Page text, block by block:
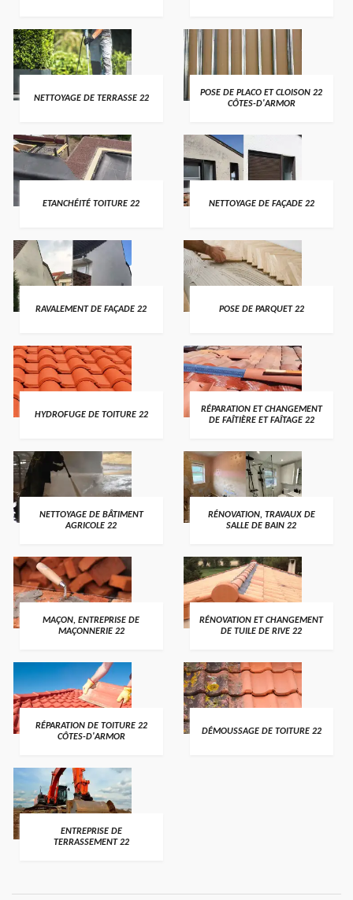
NETTOYAGE DE TERRASSE 22
POSE DE PLACO ET CLOISON 22
CÔTES-D'ARMOR
ETANCHÉITÉ TOITURE 22 NETTOYAGE DE FAÇADE 22
RAVALEMENT DE FAÇADE 22 POSE DE PARQUET 22
HYDROFUGE DE TOITURE 22
RÉPARATION ET CHANGEMENT
DE FAÎTIÈRE ET FAÎTAGE 22
NETTOYAGE DE BÂTIMENT
AGRICOLE 22
RÉNOVATION, TRAVAUX DE
SALLE DE BAIN 22
MAÇON, ENTREPRISE DE
MAÇONNERIE 22
RÉNOVATION ET CHANGEMENT
DE TUILE DE RIVE 22
RÉPARATION DE TOITURE 22
CÔTES-D'ARMOR
DÉMOUSSAGE DE TOITURE 22
ENTREPRISE DE
TERRASSEMENT 22